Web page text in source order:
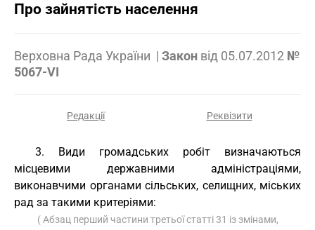
Про зайнятість населення
Верховна Рада України | Закон від 05.07.2012 №
5067-VI
Редакції Реквізити
3. Види громадських робіт визначаються
місцевими державними адміністраціями,
виконавчими органами сільських, селищних, міських
рад за такими критеріями:
( Абзац перший частини третьої статті 31 із змінами,